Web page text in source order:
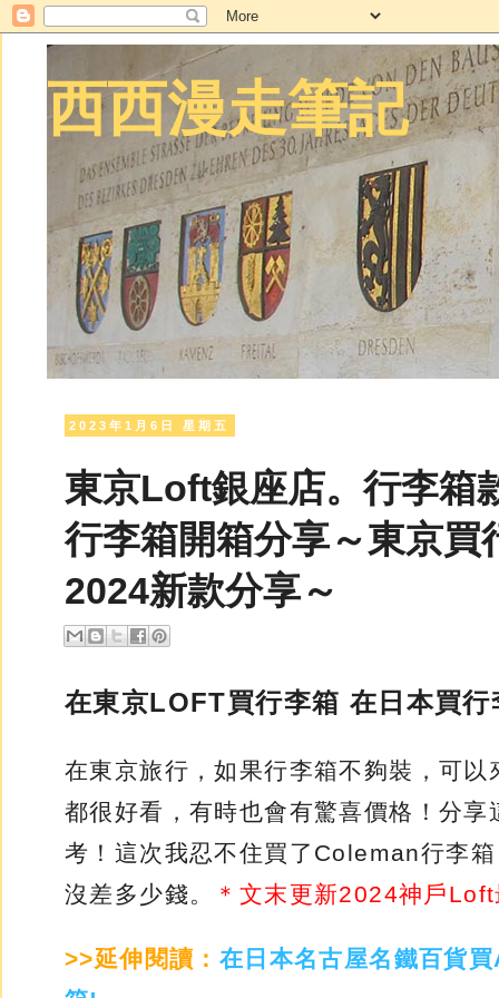
西西漫走筆記
2023年1月6日 星期五
東京Loft銀座店。行李箱
行李箱開箱分享～東京買
2024新款分享～
在東京LOFT買行李箱 在日本買
在東京旅行，如果行李箱不夠裝，可以
都很好看，有時也會有驚喜價格！分
考！這次我忍不住買了Coleman行李
沒差多少錢。
＊文末更新2024神戶
>>延伸閱讀： 在日本名古屋名鐵百貨